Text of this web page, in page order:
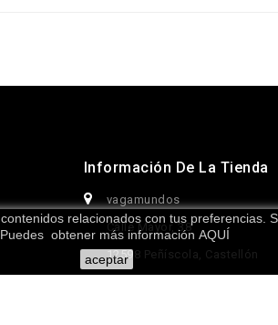
relacionados con tus preferencias.
Puedes obtener más información AQUÍ
aceptar
Información De La Tienda
vagamundos
Calle Mayor, 38
12598 Peñíscola, Castellón